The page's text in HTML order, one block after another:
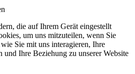
die auf Ihrem Gerät eingestellt
um uns mitzuteilen, wenn Sie
Sie mit uns interagieren, Ihre
und Ihre Beziehung zu unserer Website